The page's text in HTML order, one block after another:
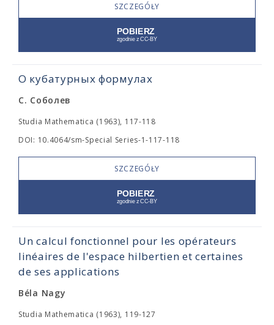
SZCZEGÓŁY
О кубатурных формулах
С. Соболев
Studia Mathematica (1963), 117-118
DOI: 10.4064/sm-Special Series-1-117-118
SZCZEGÓŁY
Un calcul fonctionnel pour les opérateurs
linéaires de l'espace hilbertien et certaines
de ses applications
Béla Nagy
Studia Mathematica (1963), 119-127